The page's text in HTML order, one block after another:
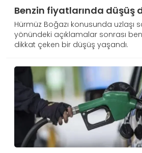
Benzin fiyatlarında düşüş
Hürmüz Boğazı konusunda uzlaşı
yönündeki açıklamalar sonrası
dikkat çeken bir düşüş yaşandı.